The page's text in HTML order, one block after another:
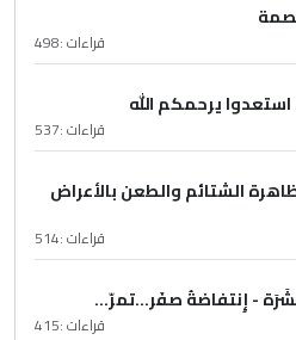
قراءات :498
يرحمكم الله
قراءات :537
الشتائم والطعن بالأعراض
قراءات :514
- إِنتفاضةُ صفَر…تمرّ...
قراءات :415